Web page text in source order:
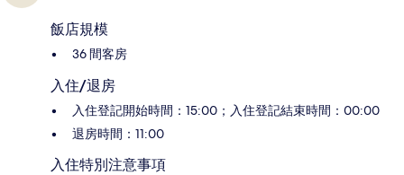
飯店規模
36 間客房
入住/退房
入住登記開始時間：15:00；入住登記結束時間：00:00
退房時間：11:00
入住特別注意事項